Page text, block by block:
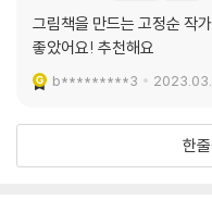
개인적인 이야기로 읽힐 수 있
는 모든 사람들에게 건네는 고
만 행복했다고. 그러니 함께 그
열심히 하는 아름다운 근성(?)
도 그림책을 만들 수 있게 된
그림책을 만드는 고정순 작
좋았어요! 추천해요
b*********3
한